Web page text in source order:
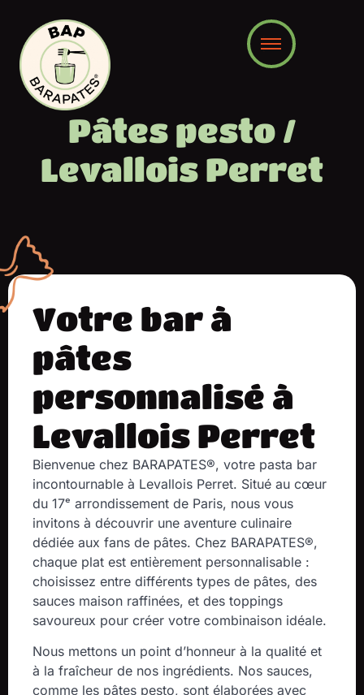
principal
Pâtes pesto /
Levallois Perret
Votre bar à
pâtes
personnalisé à
Levallois Perret
Bienvenue chez BARAPATES®, votre pasta bar
incontournable à Levallois Perret. Situé au cœur
du 17ᵉ arrondissement de Paris, nous vous
invitons à découvrir une aventure culinaire
dédiée aux fans de pâtes. Chez BARAPATES®,
chaque plat est entièrement personnalisable :
choisissez entre différents types de pâtes, des
sauces maison raffinées, et des toppings
savoureux pour créer votre combinaison idéale.
Nous mettons un point d’honneur à la qualité et
à la fraîcheur de nos ingrédients. Nos sauces,
comme les pâtes pesto, sont élaborées avec